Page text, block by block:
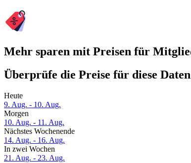
Mehr sparen mit Preisen für
Überprüfe die Preise für diese Daten
Heute
9. Aug. - 10. Aug.
Morgen
10. Aug. - 11. Aug.
Nächstes Wochenende
14. Aug. - 16. Aug.
In zwei Wochen
21. Aug. - 23. Aug.